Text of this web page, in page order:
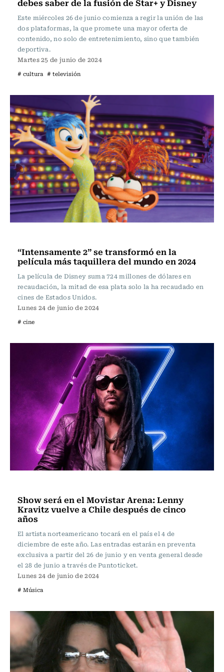
Este miércoles 26 de junio comienza a regir la unión de las
dos plataformas, la que promete una mayor oferta de
contenido, no solo de entretenimiento, sino que también
deportiva.
Martes 25 de junio de 2024
# cultura # televisión
“Intensamente 2” se transformó en la
película más taquillera del mundo en 2024
La película de Disney suma 724 millones de dólares en
recaudación, la mitad de esa plata solo la ha recaudado en
cines de Estados Unidos.
Lunes 24 de junio de 2024
# cine
Show será en el Movistar Arena: Lenny
Kravitz vuelve a Chile después de cinco
años
El artista norteamericano tocará en el país el 4 de
diciembre de este año. Las entradas estarán en preventa
exclusiva a partir del 26 de junio y en venta general desde
el 28 de junio a través de Puntoticket.
Lunes 24 de junio de 2024
# Música